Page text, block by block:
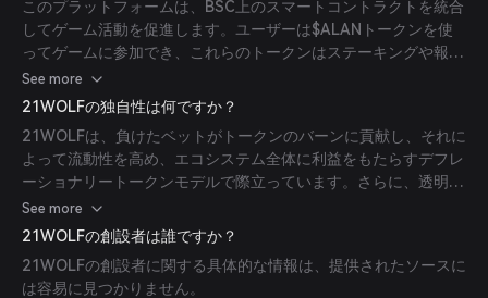
このプラットフォームは、BSC上のスマートコントラクトを統合
してゲーム活動を促進します。ユーザーは$ALANトークンを使
ってゲームに参加でき、これらのトークンはステーキングや報酬
獲得にも使用されます。システムには流動性提供やリファーラル
インセンティブなどの機能も含まれています。
See more
21WOLFの独自性は何ですか？
21WOLFは、負けたベットがトークンのバーンに貢献し、それに
よって流動性を高め、エコシステム全体に利益をもたらすデフレ
ーショナリートークンモデルで際立っています。さらに、透明性
の高い取引を伴う分散型ゲーム体験を提供しています。
See more
21WOLFの創設者は誰ですか？
21WOLFの創設者に関する具体的な情報は、提供されたソースに
は容易に見つかりません。